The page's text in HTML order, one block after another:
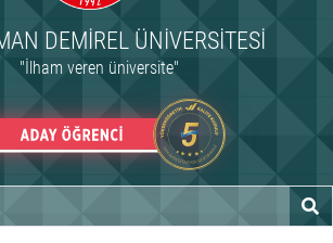
DEMIREL ÜNIVERSITESI
"İlham veren üniversite"